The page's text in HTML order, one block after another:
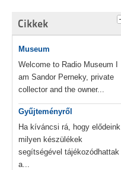
Cikkek
Museum
Welcome to Radio Museum I
am Sandor Perneky, private
collector and the owner...
Gyűjteményről
Ha kíváncsi rá, hogy elődeink
milyen készülékek
segítségével tájékozódhattak
a...